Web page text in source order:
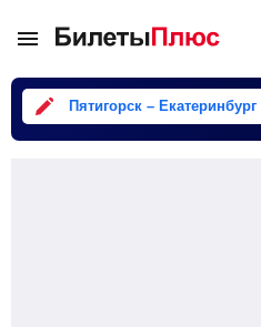
Пятигорск – Екатеринбург